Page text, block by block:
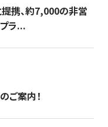
携、約7,000の非営
ラ...
ご案内！